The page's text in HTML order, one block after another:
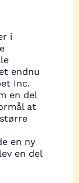
i
endnu
Inc.
en del
at
en ny
en del